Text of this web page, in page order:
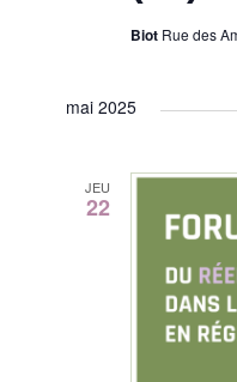
Biot Rue des
mai 2025
JEU
22